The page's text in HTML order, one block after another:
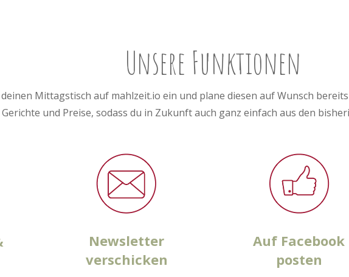
Unsere Funktionen
Mittagstisch auf mahlzeit.io ein und plane diesen auf Wunsch
und Preise, sodass du in Zukunft auch ganz einfach aus den
Newsletter
verschicken
Auf Facebook
posten